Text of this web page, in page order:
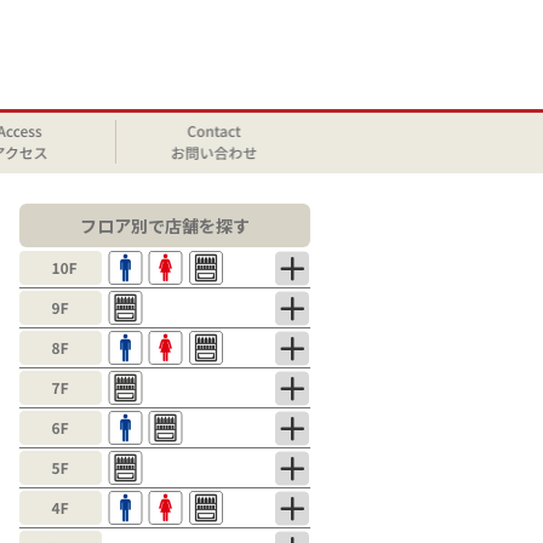
フロア別で店舗を探す